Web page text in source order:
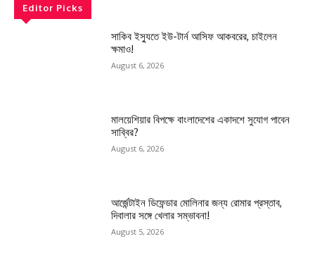
Editor Picks
সাকিব ইস্যুতে ইউ-টার্ন আসিফ আকবরের, চাইলেন
ক্ষমাও!
August 6, 2026
মালয়েশিয়ার বিপক্ষে বাংলাদেশের একাদশে সুযোগ পাবেন
সাব্বির?
August 6, 2026
আর্জেন্টাইন ডিফেন্ডার মোলিনার জন্য রোমার প্রস্তাব,
দিবালার সঙ্গে খেলার সম্ভাবনা!
August 5, 2026